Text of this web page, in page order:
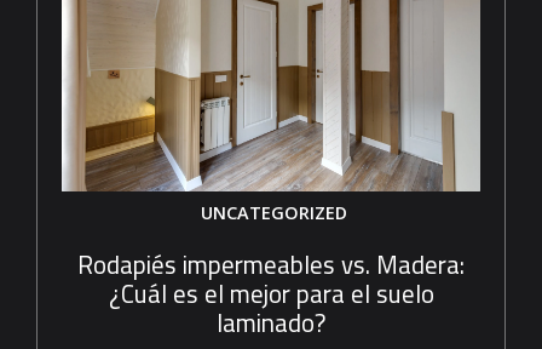
UNCATEGORIZED
Rodapiés impermeables vs. Madera:
¿Cuál es el mejor para el suelo
laminado?